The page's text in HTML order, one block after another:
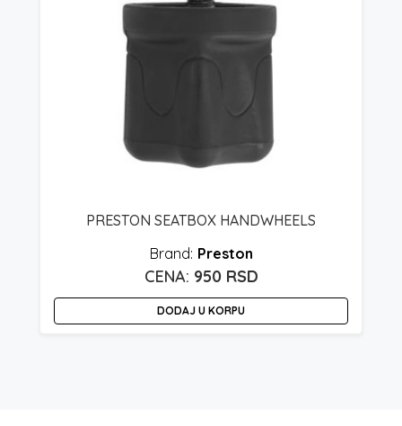
PRESTON SEATBOX HANDWHEELS
Preston
950 RSD
DODAJ U KORPU